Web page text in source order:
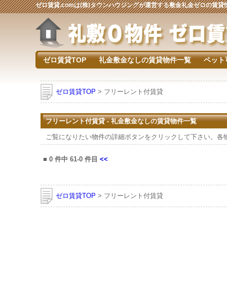
ゼロ賃貸.comは(株)タウンハウジングが運営する敷金礼金ゼロの賃貸
ゼロ賃貸TOP 礼金敷金なしの賃貸物件一覧 ペット
ゼロ賃貸TOP > フリーレント付賃貸
フリーレント付賃貸 - 礼金敷金なしの賃貸物件一覧
ご覧になりたい物件の詳細ボタンをクリックして下さい。各
■ 0 件中 61-0 件目 <<
ゼロ賃貸TOP > フリーレント付賃貸